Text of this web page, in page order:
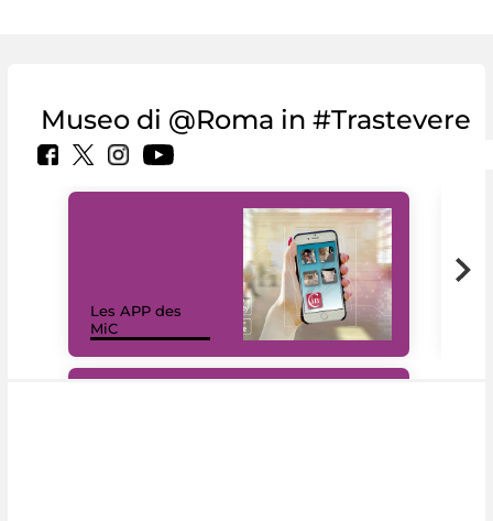
Museo di @Roma in #Trastevere
Les APP des
MiC